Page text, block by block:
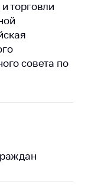
торговли
совета по